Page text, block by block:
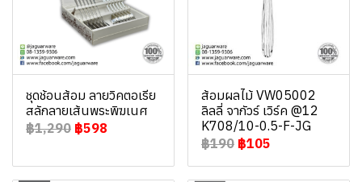
ชุดช้อนส้อม ลายวิคตอเรีย
สลักลายเส้นพระพิฆเนศ
฿1,290 ฿598
ส้อมผลไม้ VW05002
ลิลลี่ จากัวร์ เวิร์ค @12
K708/10-0.5-F-JG
฿190 ฿105